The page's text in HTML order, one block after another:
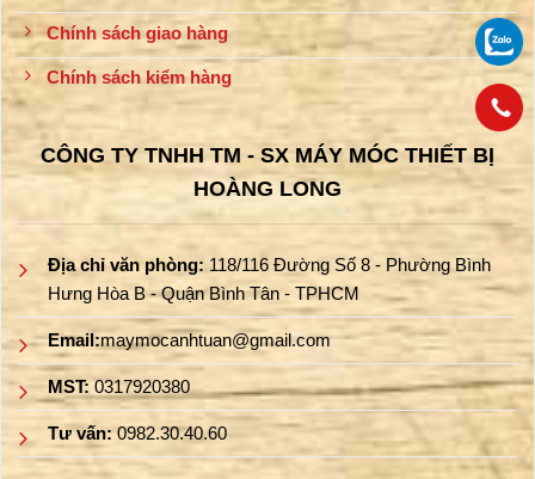
Chính sách giao hàng
Chính sách kiểm hàng
CÔNG TY TNHH TM - SX MÁY MÓC THIẾT BỊ
HOÀNG LONG
Địa chỉ văn phòng: 118/116 Đường Số 8 - Phường Bình
Hưng Hòa B - Quận Bình Tân - TPHCM
Email:maymocanhtuan@gmail.com
MST:0317920380
Tư vấn:0982.30.40.60